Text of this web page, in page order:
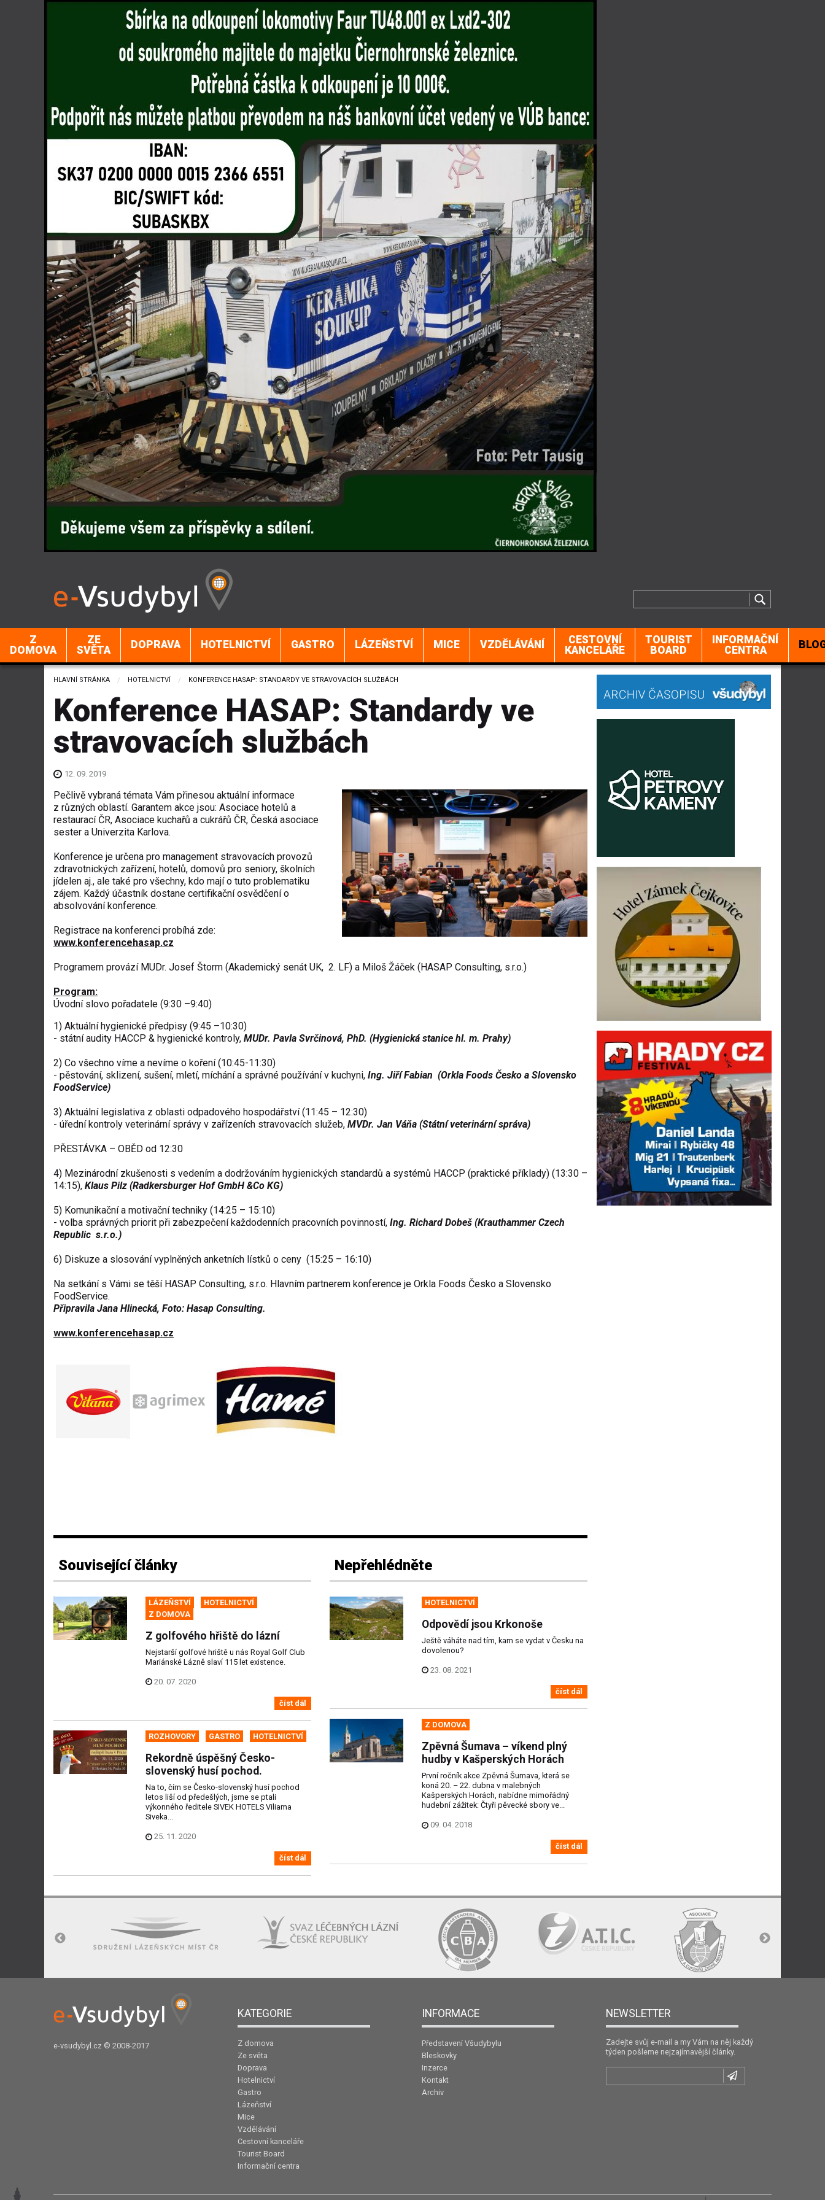
Z
DOMOVA
ZE
SVĚTA
DOPRAVA HOTELNICTVÍ GASTRO LÁZEŇSTVÍ MICE VZDĚLÁVÁNÍ
CESTOVNÍ
KANCELÁŘE
TOURIST
BOARD
INFORMAČNÍ
CENTRA
HLAVNÍ STRÁNKA HOTELNICTVÍ CURRENT:
KONFERENCE HASAP: STANDARDY VE STRAVOVACÍCH SLUŽBÁCH
Konference HASAP: Standardy ve
stravovacích službách
12. 09. 2019
Pečlivě vybraná témata Vám přinesou aktuální informace
z různých oblastí. Garantem akce jsou: Asociace hotelů a
restaurací ČR, Asociace kuchařů a cukrářů ČR, Česká asociace
sester a Univerzita Karlova.
Konference je určena pro management stravovacích provozů
zdravotnických zařízení, hotelů, domovů pro seniory, školních
jídelen aj., ale také pro všechny, kdo mají o tuto problematiku
zájem. Každý účastník dostane certifikační osvědčení o
absolvování konference.
Registrace na konferenci probíhá zde:
www.konferencehasap.cz
Programem provází MUDr. Josef Štorm (Akademický senát UK, 2. LF) a Miloš Žáček (HASAP Consulting, s.r.o.)
Program:
Úvodní slovo pořadatele (9:30 –9:40)
1) Aktuální hygienické předpisy (9:45 –10:30)
- státní audity HACCP & hygienické kontroly, MUDr. Pavla Svrčinová, PhD. (Hygienická stanice hl. m. Prahy)
2) Co všechno víme a nevíme o koření (10:45-11:30)
- pěstování, sklizení, sušení, mletí, míchání a správné používání v kuchyni, Ing. Jiří Fabian (Orkla Foods Česko a Slovensko
FoodService)
3) Aktuální legislativa z oblasti odpadového hospodářství (11:45 – 12:30)
- úřední kontroly veterinární správy v zařízeních stravovacích služeb, MVDr. Jan Váňa (Státní veterinární správa)
PŘESTÁVKA – OBĚD od 12:30
4) Mezinárodní zkušenosti s vedením a dodržováním hygienických standardů a systémů HACCP (praktické příklady) (13:30 –
14:15), Klaus Pilz (Radkersburger Hof GmbH &Co KG)
5) Komunikační a motivační techniky (14:25 – 15:10)
- volba správných priorit při zabezpečení každodenních pracovních povinností, Ing. Richard Dobeš (Krauthammer Czech
Republic s.r.o.)
6) Diskuze a slosování vyplněných anketních lístků o ceny (15:25 – 16:10)
Na setkání s Vámi se těší HASAP Consulting, s.r.o. Hlavním partnerem konference je Orkla Foods Česko a Slovensko
FoodService.
Připravila Jana Hlinecká, Foto: Hasap Consulting.
www.konferencehasap.cz
Související články
LÁZEŇSTVÍ
HOTELNICTVÍ
Z DOMOVA
Z golfového hřiště do lázní
Nejstarší golfové hriště u nás Royal Golf Club
Mariánské Lázně slaví 115 let existence.
20. 07. 2020
číst dál
ROZHOVORY GASTRO HOTELNICTVÍ
Rekordně úspěšný Česko-
slovenský husí pochod.
Na to, čím se Česko-slovenský husí pochod
letos liší od předešlých, jsme se ptali
výkonného ředitele SIVEK HOTELS Viliama
Siveka...
25. 11. 2020
číst dál
Nepřehlédněte
HOTELNICTVÍ
Odpovědí jsou Krkonoše
Ještě váháte nad tím, kam se vydat v Česku na
dovolenou?
23. 08. 2021
číst dál
Z DOMOVA
Zpěvná Šumava – víkend plný
hudby v Kašperských Horách
První ročník akce Zpěvná Šumava, která se
koná 20. – 22. dubna v malebných
Kašperských Horách, nabídne mimořádný
hudební zážitek: Čtyři pěvecké sbory ve...
09. 04. 2018
číst dál
e-vsudybyl.cz © 2008-2017
KATEGORIE
Z domova
Ze světa
Doprava
Hotelnictví
Gastro
Lázeňství
Mice
Vzdělávání
Cestovní kanceláře
Tourist Board
Informační centra
INFORMACE
Představení Všudybylu
Bleskovky
Inzerce
Kontakt
Archiv
NEWSLETTER
Zadejte svůj e-mail a my Vám na něj každý
týden pošleme nejzajímavější články.